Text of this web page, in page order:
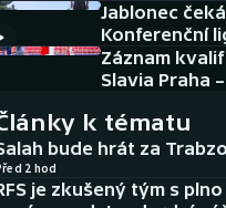
AZ kvíz
Jablonec
Konferenční
Záznam
Slavia Praha
k tématu
bude hrát za
2 hod
je zkušený tým s